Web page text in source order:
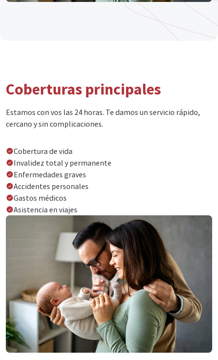
Coberturas principales
Estamos con vos las 24 horas. Te damos un servicio rápido,
cercano y sin complicaciones.
Cobertura de vida
Invalidez total y permanente
Enfermedades graves
Accidentes personales
Gastos médicos
Asistencia en viajes